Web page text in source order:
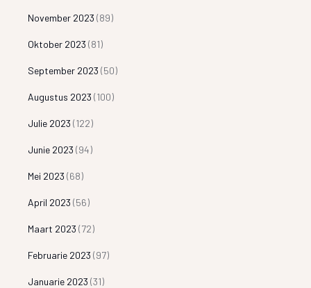
November 2023 (89)
Oktober 2023 (81)
September 2023 (50)
Augustus 2023 (100)
Julie 2023 (122)
Junie 2023 (94)
Mei 2023 (68)
April 2023 (56)
Maart 2023 (72)
Februarie 2023 (97)
Januarie 2023 (31)